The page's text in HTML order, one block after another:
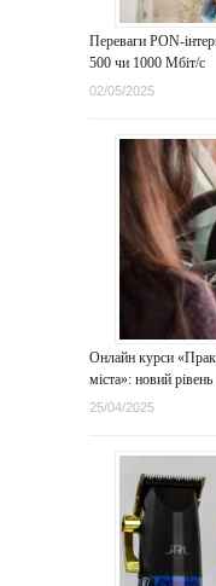
Переваги PON-
500 чи 1000 Мбіт/с
02/05/2025
Онлайн курси
міста»: новий рівень
25/04/2025